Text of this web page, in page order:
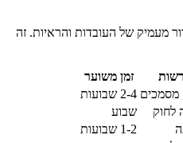
מעמיק של העובדות והראיות. זה
זמן משוער
מסמכים 2-4 שבועות
לחוק
שבוע
1-2 שבועות